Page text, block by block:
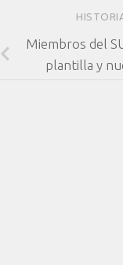
Miembros del
plantilla y